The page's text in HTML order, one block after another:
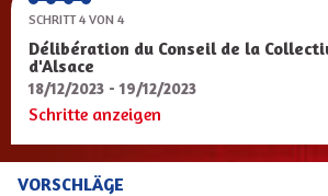
SCHRITT 4 VON 4
Délibération du Conseil de la
d'Alsace
18/12/2023 - 19/12/2023
Schritte anzeigen
VORSCHLÄGE